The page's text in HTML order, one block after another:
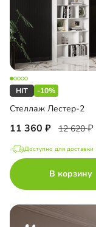
-10%
Стеллаж Лестер-2
11 360 12 620
Доступно для доставки
В корзину